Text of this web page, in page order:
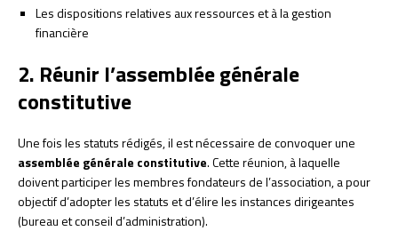
Les dispositions relatives aux ressources et à la gestion
financière
2. Réunir l’assemblée générale
constitutive
Une fois les statuts rédigés, il est nécessaire de convoquer une
assemblée générale constitutive. Cette réunion, à laquelle
doivent participer les membres fondateurs de l’association, a pour
objectif d’adopter les statuts et d’élire les instances dirigeantes
(bureau et conseil d’administration).